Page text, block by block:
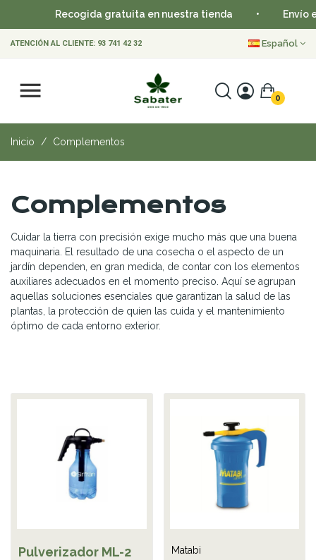
Recogida gratuita en nuestra tienda • Envío en 24-48
ATENCIÓN AL CLIENTE: 93 741 42 32 Español
0
Inicio Complementos
Complementos
Cuidar la tierra con precisión exige mucho más que una buena
maquinaria. El resultado de una cosecha o el aspecto de un
jardín dependen, en gran medida, de contar con los elementos
auxiliares adecuados en el momento preciso. Aquí se agrupan
aquellas soluciones esenciales que garantizan la salud de las
plantas, la protección de quien las cuida y el mantenimiento
óptimo de cada entorno exterior.
Pulverizador ML-2
Matabi